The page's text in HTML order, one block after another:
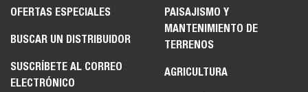
OFERTAS ESPECIALES
BUSCAR UN DISTRIBUIDOR
SUSCRÍBETE AL CORREO
ELECTRÓNICO
PAISAJISMO Y
MANTENIMIENTO DE
TERRENOS
AGRICULTURA